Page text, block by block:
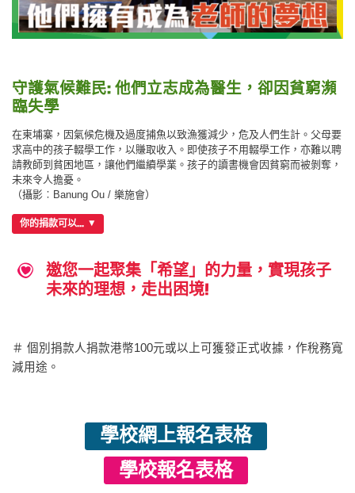
守護氣候難民: 他們立志成為醫生，卻因貧窮瀕
臨失學
在柬埔寨，因氣候危機及過度捕魚以致漁獲減少，危及人們生計。父母要
求高中的孩子輟學工作，以賺取收入。即使孩子不用輟學工作，亦難以聘
請教師到貧困地區，讓他們繼續學業。孩子的讀書機會因貧窮而被剝奪，
未來令人擔憂。
（攝影︰Banung Ou / 樂施會）
你的捐款可以...
邀您一起聚集「希望」的力量，實現孩子
未來的理想，走出困境!
＃ 個別捐款人捐款港幣100元或以上可獲發正式收據，作稅務寬
減用途。
學校網上報名表格
學校報名表格